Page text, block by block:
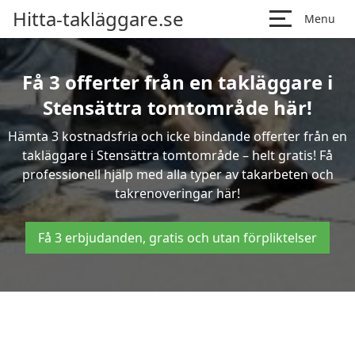
Hitta-takläggare.se Menu
Få 3 offerter från en takläggare i
Stensättra tomtområde här!
Hämta 3 kostnadsfria och icke bindande offerter från en
takläggare i Stensättra tomtområde – helt gratis! Få
professionell hjälp med alla typer av takarbeten och
takrenoveringar här!
Få 3 erbjudanden, gratis och utan förpliktelser